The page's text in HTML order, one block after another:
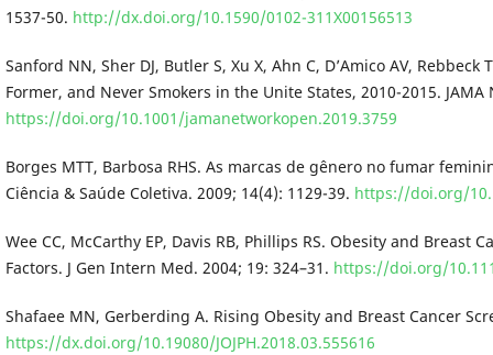
1537-50. http://dx.doi.org/10.1590/0102-311X00156513
Sanford NN, Sher DJ, Butler S, Xu X, Ahn C, D’Amico AV,
Former, and Never Smokers in the Unite States, 2010-2015.
https://doi.org/10.1001/jamanetworkopen.2019.3759
Borges MTT, Barbosa RHS. As marcas de gênero no fumar
Ciência & Saúde Coletiva. 2009; 14(4): 1129-39. https://doi.org/
Wee CC, McCarthy EP, Davis RB, Phillips RS. Obesity and
Factors. J Gen Intern Med. 2004; 19: 324–31. https://doi.org/
Shafaee MN, Gerberding A. Rising Obesity and Breast Cancer
https://dx.doi.org/10.19080/JOJPH.2018.03.555616